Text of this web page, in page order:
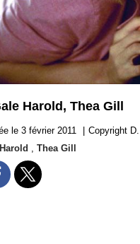
Harold, Thea Gill
le 3 février 2011
Copyright
, Thea Gill